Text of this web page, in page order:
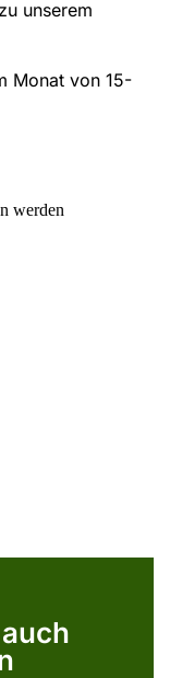
unserem
Monat von 15-